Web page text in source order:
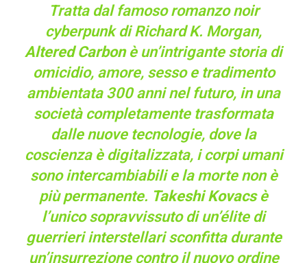
Tratta dal famoso romanzo noir
cyberpunk di Richard K. Morgan,
Altered Carbonè un’intrigante storia di
omicidio, amore, sesso e tradimento
ambientata 300 anni nel futuro, in una
società completamente trasformata
dalle nuove tecnologie, dove la
coscienza è digitalizzata, i corpi umani
sono intercambiabili e la morte non è
più permanente. Takeshi Kovacsè
l’unico sopravvissuto di un’élite di
guerrieri interstellari sconfitta durante
un’insurrezione contro il nuovo ordine